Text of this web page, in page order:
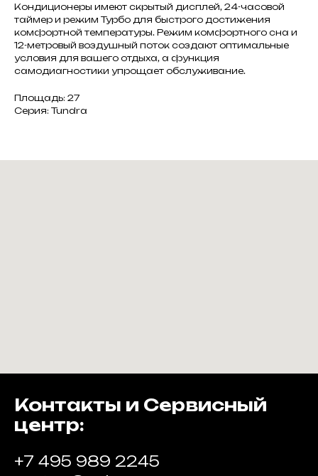
Кондиционеры имеют скрытый дисплей, 24-часовой
таймер и режим Турбо для быстрого достижения
комфортной температуры. Режим комфортного сна и
12-метровый воздушный поток создают оптимальные
условия для вашего отдыха, а функция
самодиагностики упрощает обслуживание.
Площадь: 27
Серия: Tundra
Контакты и Сервисный
центр:
+7 495 989 2245